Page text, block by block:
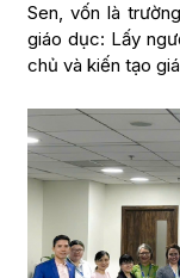
Sen, vốn là
giáo dục: Lấy
chủ và kiến tạo